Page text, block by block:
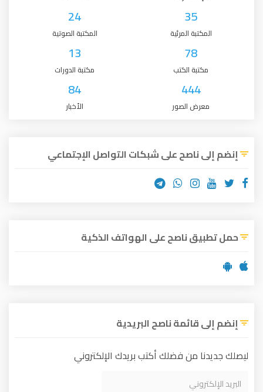
35
المكتبة المرئية
24
المكتبة الصوتية
78
مكتبة الكتب
13
مكتبة الدورات
444
معرض الصور
84
الأخبار
إنضم إلى ناصح على شبكات التواصل الإجتماعي
حمل تطبيق ناصح على الهواتف الذكية
إنضم إلى قائمة ناصح البريدية
ليصلك جديدنا من فضلك أكتب بريدك الإلكتروني